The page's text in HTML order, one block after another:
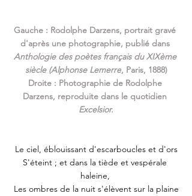
Gauche : Rodolphe Darzens, portrait gravé
d'après une photographie, publié dans
Anthologie des poètes français du XIXème
siècle (Alphonse Lemerre, Paris, 1888)
Droite : Photographie de Rodolphe
Darzens, reproduite dans le quotidien
Excelsior.
Le ciel, éblouissant d'escarboucles et d'ors
S'éteint ; et dans la tiède et vespérale
haleine,
Les ombres de la nuit s'élèvent sur la plaine